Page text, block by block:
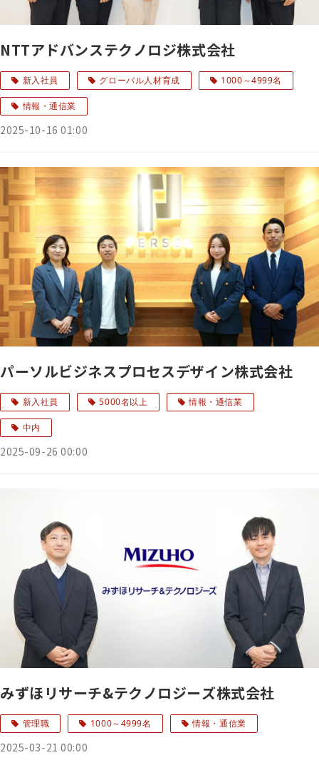
NTTアドバンステクノロジ株式会社
新入社員 グローバル人材育成 1000～4999名
情報・通信業
2025-10-16 01:00
パーソルビジネスプロセスデザイン株式会社
新入社員 5000名以上 情報・通信業
中内
2025-09-26 00:00
みずほリサーチ&テクノロジーズ株式会社
管理職 1000～4999名 情報・通信業
2025-03-21 00:00